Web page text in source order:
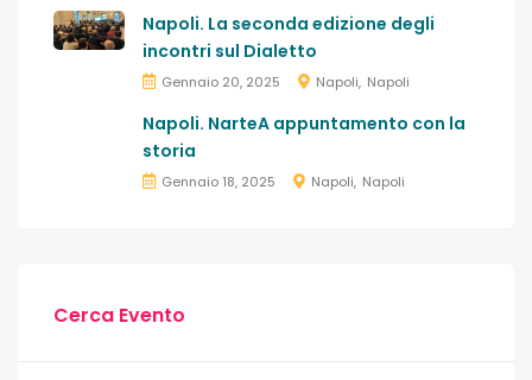
Napoli. La seconda edizione degli
incontri sul Dialetto
Gennaio 20, 2025 Napoli Napoli
Napoli. NarteA appuntamento con la
storia
Gennaio 18, 2025 Napoli Napoli
Cerca Evento